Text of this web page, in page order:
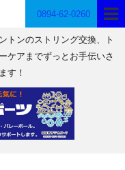
0894-62-0260
トンのストリング交換、ト
ケアまでずっとお手伝いさ
す！